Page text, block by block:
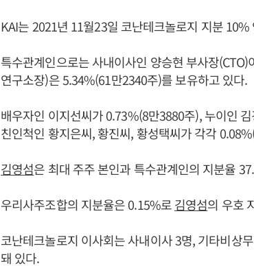
KAI는 2021년 11월23일 코난테크놀로지 지분
특수관계인으로는 사내이사인 양승현 부사장
연구소장)은 5.34%(61만2340주)를 보유하고 있다.
배우자인 이지선씨가 0.73%(8만3880주), 누이인
친인척인 황지은씨, 황진씨, 황성택씨가 각각
김영섬은 최대 주주 본인과 특수관계인의 지분율
우리사주조합의 지분율은 0.15%로김영섬의 우호
코난테크놀로지 이사회는 사내이사 3명, 기타비상
돼 있다.